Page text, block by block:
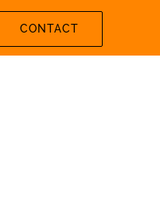
CONTACT